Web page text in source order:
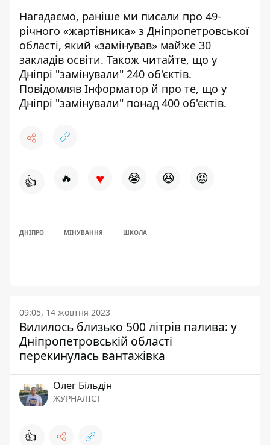
Нагадаємо, раніше ми писали про 49-
річного «жартівника» з Дніпропетровської
області, який «замінував» майже 30
закладів освіти. Також читайте, що у
Дніпрі "замінували" 240 об'єктів.
Повідомляв Інформатор й про те, що у
Дніпрі "замінували" понад 400 об'єктів.
👍 🔥 ♥ 😭 😆 😡
ДНІПРО МІНУВАННЯ ШКОЛА
09:05, 14 жовтня 2023
Вилилось близько 500 літрів палива: у
Дніпропетровській області
перекинулась вантажівка
Олег Більдін
ЖУРНАЛІСТ
👍